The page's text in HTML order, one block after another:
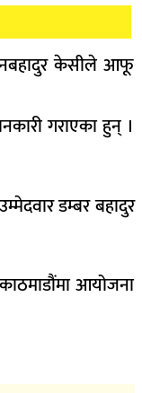
केसीले आफू
गराएका हुन् ।
डम्बर बहादुर
आयोजना